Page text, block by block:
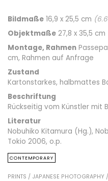
Bildmaße 16,9 x 25,5 cm (
Objektmaße 27,8 x 35,5 cm
Montage, Rahmen
cm, Rahmen auf Anfrage
Zustand
Kartonstarkes, halbmattes
Beschriftung
Rückseitig vom Künstler mit
Literatur
Nobuhiko Kitamura (Hg.),
Tokio 2006, o.p.
CONTEMPORARY
PRINTS / JAPANESE PHOTOGRAPHY /